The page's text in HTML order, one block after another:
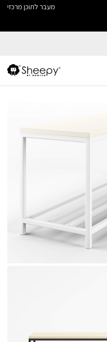
מעבר לתוכן מרכזי